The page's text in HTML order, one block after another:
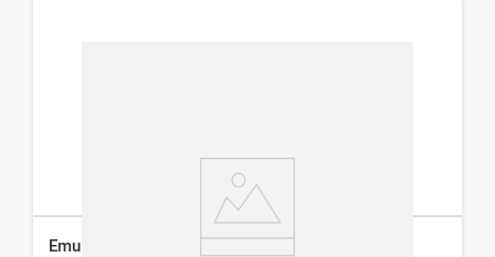
Emulsión Corporal Perpiel Vitamina A x 400 g